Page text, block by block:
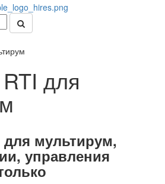
для
мультирум,
управления